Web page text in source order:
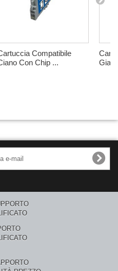
Compatibile
Con Chip ...